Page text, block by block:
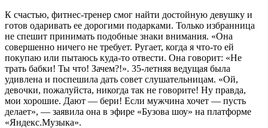
К счастью, фитнес-тренер смог найти достойную девушку и
готов одаривать ее дорогими подарками. Только избранница
не спешит принимать подобные знаки внимания. «Она
совершенно ничего не требует. Ругает, когда я что-то ей
покупаю или пытаюсь куда-то отвести. Она говорит: «Не
трать бабки! Ты что! Зачем?!». 35-летняя ведущая была
удивлена и поспешила дать совет слушательницам. «Ой,
девочки, пожалуйста, никогда так не говорите! Ну правда,
мои хорошие. Дают — бери! Если мужчина хочет — пусть
делает», — заявила она в эфире «Бузова шоу» на платформе
«Яндекс.Музыка».